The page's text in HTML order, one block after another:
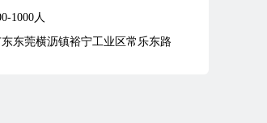
1000人
东东莞横沥镇裕宁工业区常乐东路